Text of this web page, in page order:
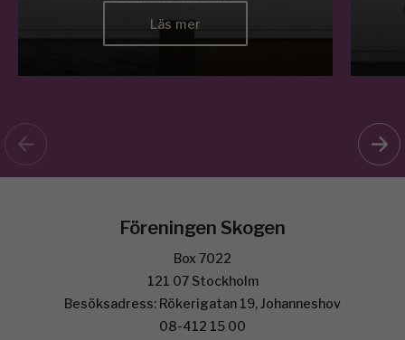
Läs mer
Föreningen Skogen
Box 7022
121 07 Stockholm
Besöksadress: Rökerigatan 19, Johanneshov
08-412 15 00